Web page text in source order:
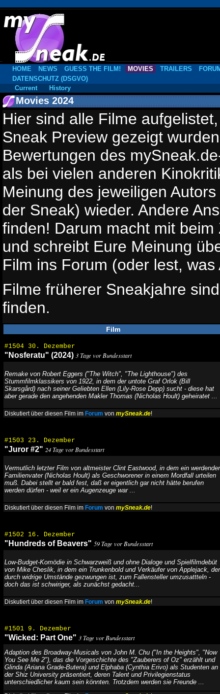
HOME NEWS GUESS THE FILM! MOVIES TRAILERS
DATENSCHUTZ (DSGVO)
Current
History
Movies 2024
Hier sind alle Filme
Sneak Preview gezeigt
Bewertungen des
als bei vielen anderen
Meinung des jeweiligen
der Sneak) wieder. Andere
finden! Darum macht mit
und schreibt Eure Meinung
Film ins Forum (oder lest,
Filme früherer Sneakjahre
finden.
Film
#1504 30. Dezember
"Nosferatu" (2024) 3 Tage vor Bundesstart
Remake von Robert Eggers ("The Witch", "The Lighthouse") des
Stummfilmklassikers von 1922, in dem der untote Graf Orlok (Bill
Skarsgård) nach seiner Geliebten Ellen (Lily-Rose Depp) sucht - diese hat
aber gerade den angehenden Makler Thomas (Nicholas Hoult) geheiratet ...
Diskutiert über diesen Film im Forum von mySneak.de!
#1503 23. Dezember
"Juror #2" 24 Tage vor Bundesstart
Vermutlich letzter Film von altmeister Clint Eastwood, in dem ein werdender
Familienvater (Nicholas Hoult) als Geschworener in einem Mordfall urteilen
muß. Dabei stellt er bald fest, daß er eigentlich gar nicht hätte berufen
werden dürfen - weil er ein Augenzeuge war ...
Diskutiert über diesen Film im Forum von mySneak.de!
#1502 16. Dezember
"Hundreds of Beavers" 59 Tage vor Bundesstart
Low-Budget-Komödie in Schwarzweiß und ohne Dialoge und Spielfilmdebüt
von Mike Cheslik, in dem ein Trunkenbold und Verkäufer von Applejack, der
durch widrige Umstände gezwungen ist, zum Fallensteller umzusattteln -
doch das ist schwiriger, als zunächst gedacht...
Diskutiert über diesen Film im Forum von mySneak.de!
#1501 9. Dezember
"Wicked: Part One" 3 Tage vor Bundesstart
Adaption des Broadway-Musicals von John M. Chu ("In the Heights", "Now
You See Me 2"), das die Vorgeschichte des "Zauberers of Oz" erzählt und
Glinda (Ariana Grade-Butera) und Elphaba (Cynthia Erivo) als Studenten an
der Shiz University präsentiert, deren Talent und Privilegienstatus
unterschiedlicher kaum sein könnten. Trotzdem werden sie Freunde ...